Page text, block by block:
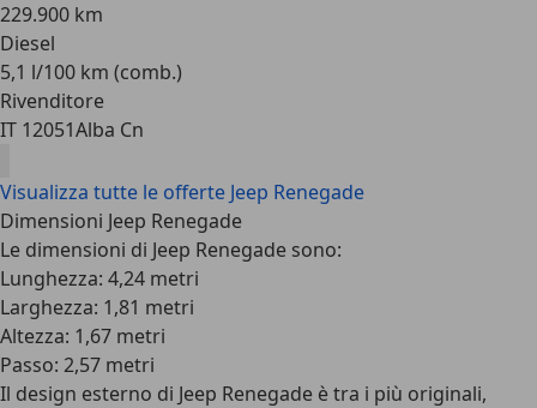
229.900 km
Diesel
5,1 l/100 km (comb.)
Rivenditore
IT 12051Alba Cn
Visualizza tutte le offerte Jeep Renegade
Dimensioni Jeep Renegade
Le dimensioni di Jeep Renegade sono:
Lunghezza: 4,24 metri
Larghezza: 1,81 metri
Altezza: 1,67 metri
Passo: 2,57 metri
Il design esterno di Jeep Renegade è tra i più originali,